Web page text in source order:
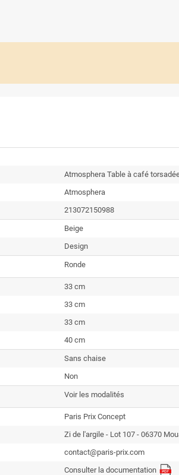
Atmosphera Table à café
Atmosphera
213072150988
Beige
Design
Ronde
33 cm
33 cm
33 cm
40 cm
Sans chaise
Non
Voir les modalités
Paris Prix Concept
Zi de l'argile - Lot 107 - 06370
contact@paris-prix.com
Consulter la documentation